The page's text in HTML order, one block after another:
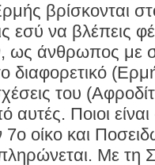
βρίσκονται
εσύ να βλέπεις
ως άνθρωπος με
διαφορετικό
του
Ποιοι
οίκο και
Με τη